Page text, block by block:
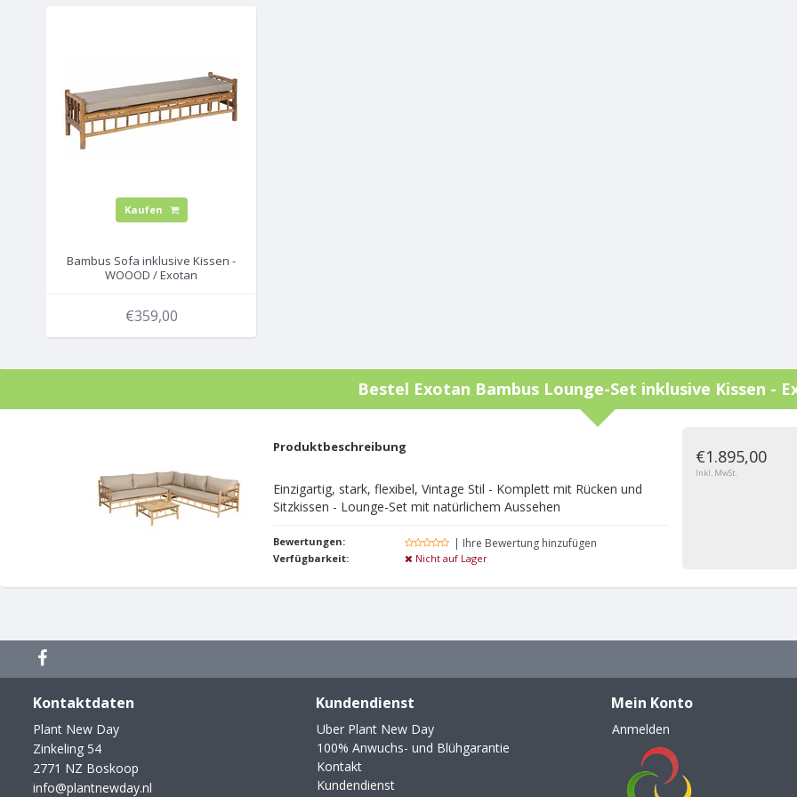
Kaufen
Bambus Sofa inklusive Kissen -
WOOOD / Exotan
€359,00
Bestel Exotan Bambus Lounge-Set inklusive Kissen -
Produktbeschreibung
Einzigartig, stark, flexibel, Vintage Stil - Komplett mit Rücken und
Sitzkissen - Lounge-Set mit natürlichem Aussehen
Bewertungen: | Ihre Bewertung hinzufügen
Verfügbarkeit: Nicht auf Lager
€1.895,00
Inkl. MwSt.
Kontaktdaten
Plant New Day
Zinkeling 54
2771 NZ Boskoop
info@plantnewday.nl
Kundendienst
Uber Plant New Day
100% Anwuchs- und Blühgarantie
Kontakt
Kundendienst
Mein Konto
Anmelden